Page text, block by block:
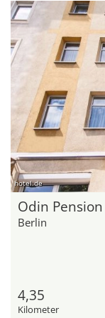
hotel.de
Odin Pension
Berlin
4,35
Kilometer